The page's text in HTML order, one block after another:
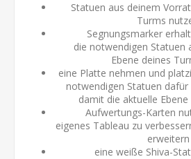
Statuen aus deinem
Turms
Segnungsmarker
die notwendigen Statuen
Ebene deines
eine Platte nehmen und
notwendigen Statuen
damit die aktuelle
Aufwertungs-Karten
eigenes Tableau zu
erweitern
eine weiße Shiva-